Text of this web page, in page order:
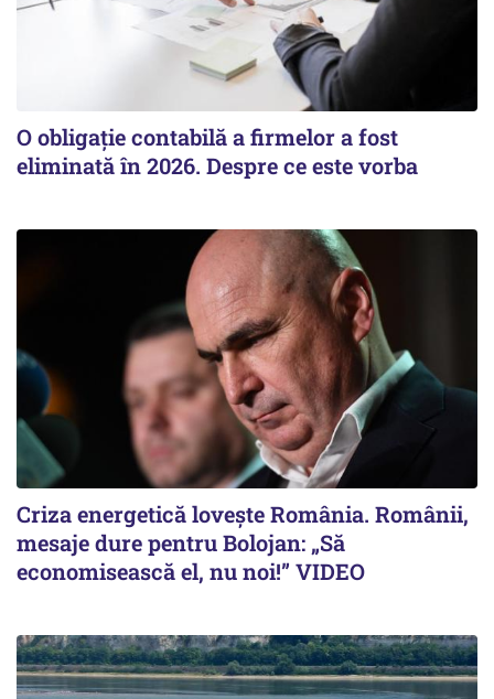
O obligație contabilă a firmelor a fost
eliminată în 2026. Despre ce este vorba
Criza energetică lovește România. Românii,
mesaje dure pentru Bolojan: „Să
economisească el, nu noi!” VIDEO